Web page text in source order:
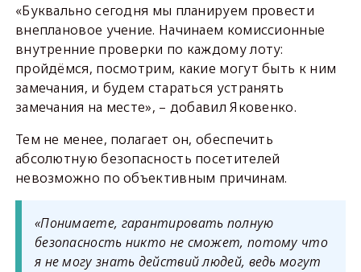
«Буквально сегодня мы планируем провести
внеплановое учение. Начинаем комиссионные
внутренние проверки по каждому лоту:
пройдёмся, посмотрим, какие могут быть к ним
замечания, и будем стараться устранять
замечания на месте», – добавил Яковенко.
Тем не менее, полагает он, обеспечить
абсолютную безопасность посетителей
невозможно по объективным причинам.
«Понимаете, гарантировать полную
безопасность никто не сможет, потому что
я не могу знать действий людей, ведь могут